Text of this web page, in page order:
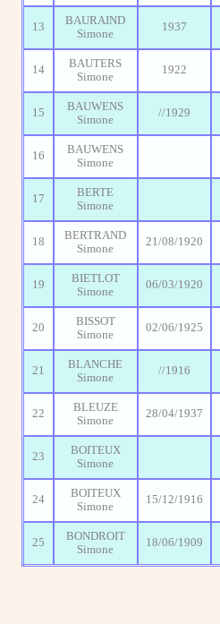
13
BAURAIND
Simone
1937
14
BAUTERS
Simone
1922
15
BAUWENS
Simone
//1929
16
BAUWENS
Simone
17
BERTE
Simone
18
BERTRAND
Simone
21/08/1920
19
BIETLOT
Simone
06/03/1920
20
BISSOT
Simone
02/06/1925
21
BLANCHE
Simone
//1916
22
BLEUZE
Simone
28/04/1937
23
BOITEUX
Simone
24
BOITEUX
Simone
15/12/1916
25
BONDROIT
Simone
18/06/1909